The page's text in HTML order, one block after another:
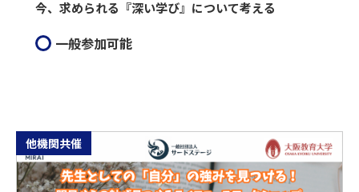
今、求められる『深い学び』について考える
一般参加可能
他機関共催